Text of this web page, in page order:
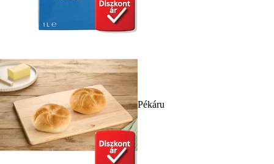
Pékáru